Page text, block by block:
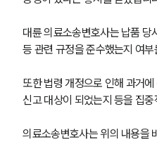
대륜 의료소송변호사는 납품
등 관련 규정을 준수했는지 여
또한 법령 개정으로 인해 과거
신고 대상이 되었는지 등을 집
의료소송변호사는 위의 내용을